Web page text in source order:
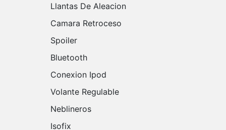
Llantas De Aleacion
Camara Retroceso
Spoiler
Bluetooth
Conexion Ipod
Volante Regulable
Neblineros
Isofix